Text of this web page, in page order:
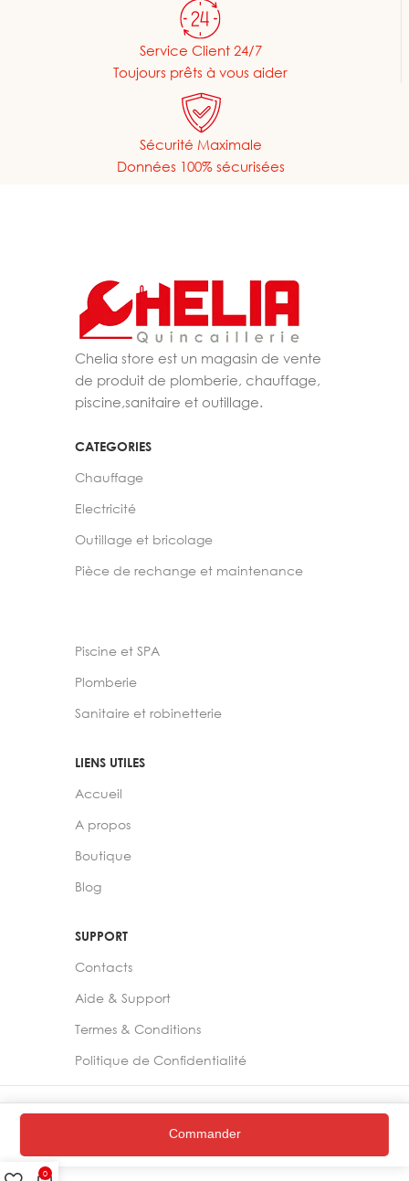
Service Client 24/7
Toujours prêts à vous aider
Sécurité Maximale
Données 100% sécurisées
Chelia store est un magasin de vente
de produit de plomberie, chauffage,
piscine,sanitaire et outillage.
CATEGORIES
Chauffage
Electricité
Outillage et bricolage
Pièce de rechange et maintenance
Piscine et SPA
Plomberie
Sanitaire et robinetterie
LIENS UTILES
Accueil
A propos
Boutique
Blog
SUPPORT
Contacts
Aide & Support
Termes & Conditions
Politique de Confidentialité
2024 – Chelia Store
0
Commander